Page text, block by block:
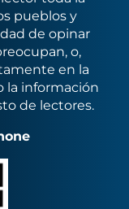
pueblos y
de opinar
o,
en la
la información
de lectores.